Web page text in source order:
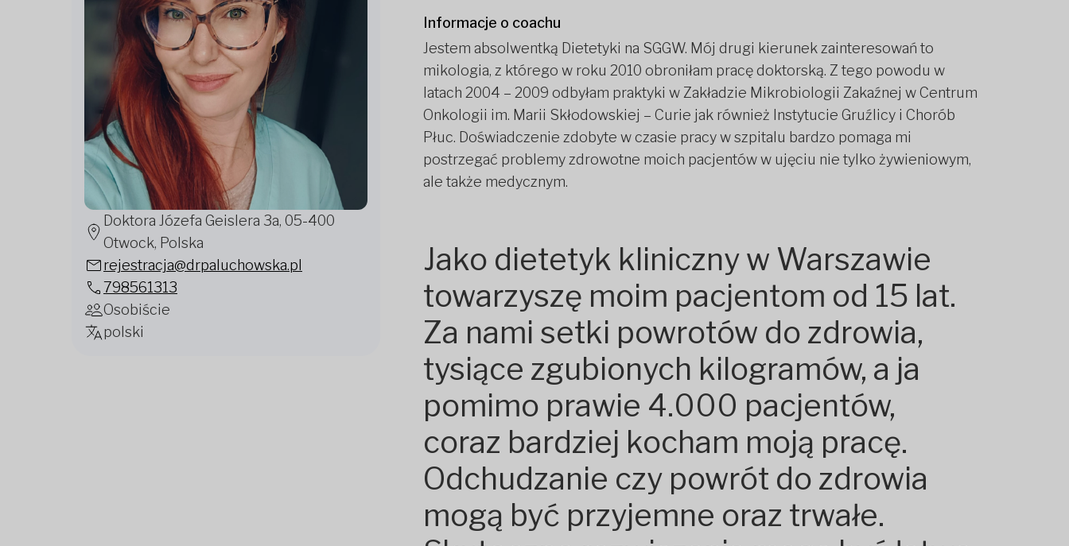
Doktora Józefa Geislera 3a, 05-400
Otwock, Polska
rejestracja@drpaluchowska.pl
798561313
Osobiście
polski
Informacje o coachu
Jestem absolwentką Dietetyki na SGGW. Mój drugi kierunek zainteresowań to
mikologia, z którego w roku 2010 obroniłam pracę doktorską. Z tego powodu w
latach 2004 – 2009 odbyłam praktyki w Zakładzie Mikrobiologii Zakaźnej w Centrum
Onkologii im. Marii Skłodowskiej – Curie jak również Instytucie Gruźlicy i Chorób
Płuc. Doświadczenie zdobyte w czasie pracy w szpitalu bardzo pomaga mi
postrzegać problemy zdrowotne moich pacjentów w ujęciu nie tylko żywieniowym,
ale także medycznym.
Jako dietetyk kliniczny w Warszawie
towarzyszę moim pacjentom od 15 lat.
Za nami setki powrotów do zdrowia,
tysiące zgubionych kilogramów, a ja
pomimo prawie 4.000 pacjentów,
coraz bardziej kocham moją pracę.
Odchudzanie czy powrót do zdrowia
mogą być przyjemne oraz trwałe.